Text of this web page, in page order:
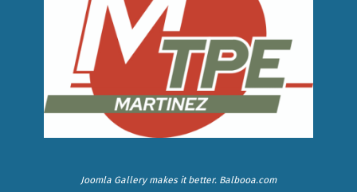
Joomla Gallerymakes it better. Balbooa.com